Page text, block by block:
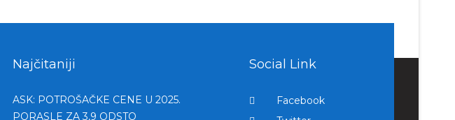
Najčitaniji
ASK: POTROŠAČKE CENE U 2025.
PORASLE ZA 3,9 ODSTO
Social Link
Facebook